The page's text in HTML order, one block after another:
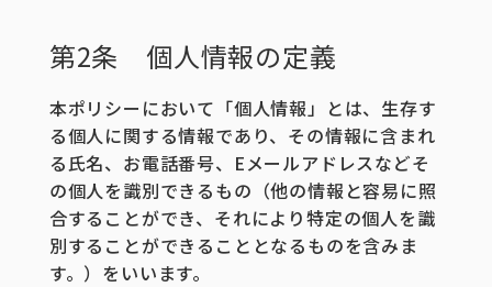
第2条 個人情報の定義
本ポリシーにおいて「個人情報」とは、生存す
る個人に関する情報であり、その情報に含まれ
る氏名、お電話番号、Eメールアドレスなどそ
の個人を識別できるもの（他の情報と容易に照
合することができ、それにより特定の個人を識
別することができることとなるものを含みま
す。）をいいます。